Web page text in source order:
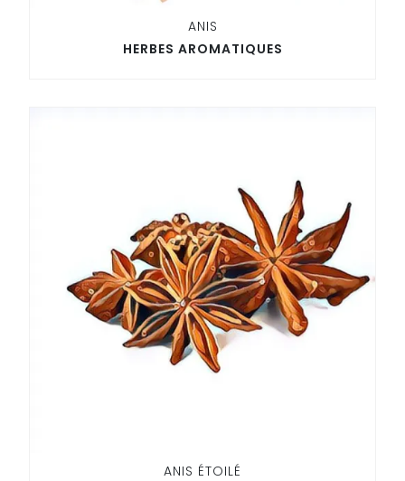
ANIS
HERBES AROMATIQUES
ANIS ÉTOILÉ